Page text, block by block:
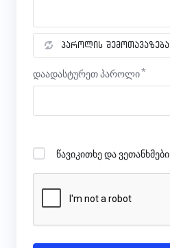
პაროლის შემოთავაზება
დაადასტურეთ პაროლი
წავიკითხე და ვეთანხმები